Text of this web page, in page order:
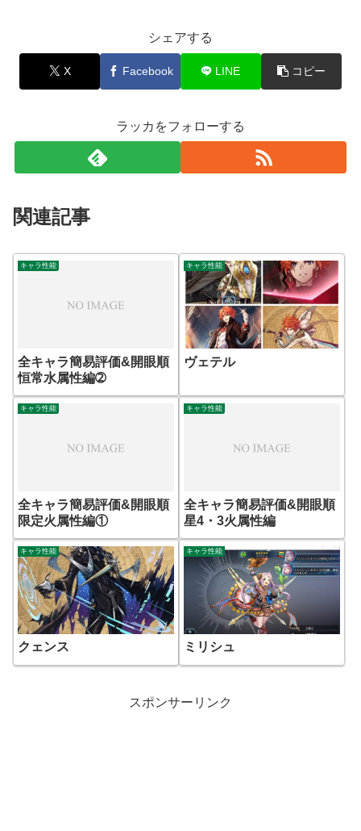
シェアする
X Facebook LINE コピー
ラッカをフォローする
関連記事
キャラ性能
全キャラ簡易評価&開眼順
恒常水属性編➁
キャラ性能
ヴェテル
キャラ性能
全キャラ簡易評価&開眼順
限定火属性編①
キャラ性能
全キャラ簡易評価&開眼順
星4・3火属性編
キャラ性能
クェンス
キャラ性能
ミリシュ
スポンサーリンク